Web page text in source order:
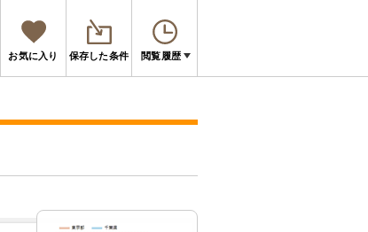
お気に入り 保存した条件 閲覧履歴